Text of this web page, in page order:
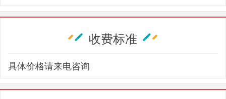
收费标准
具体价格请来电咨询